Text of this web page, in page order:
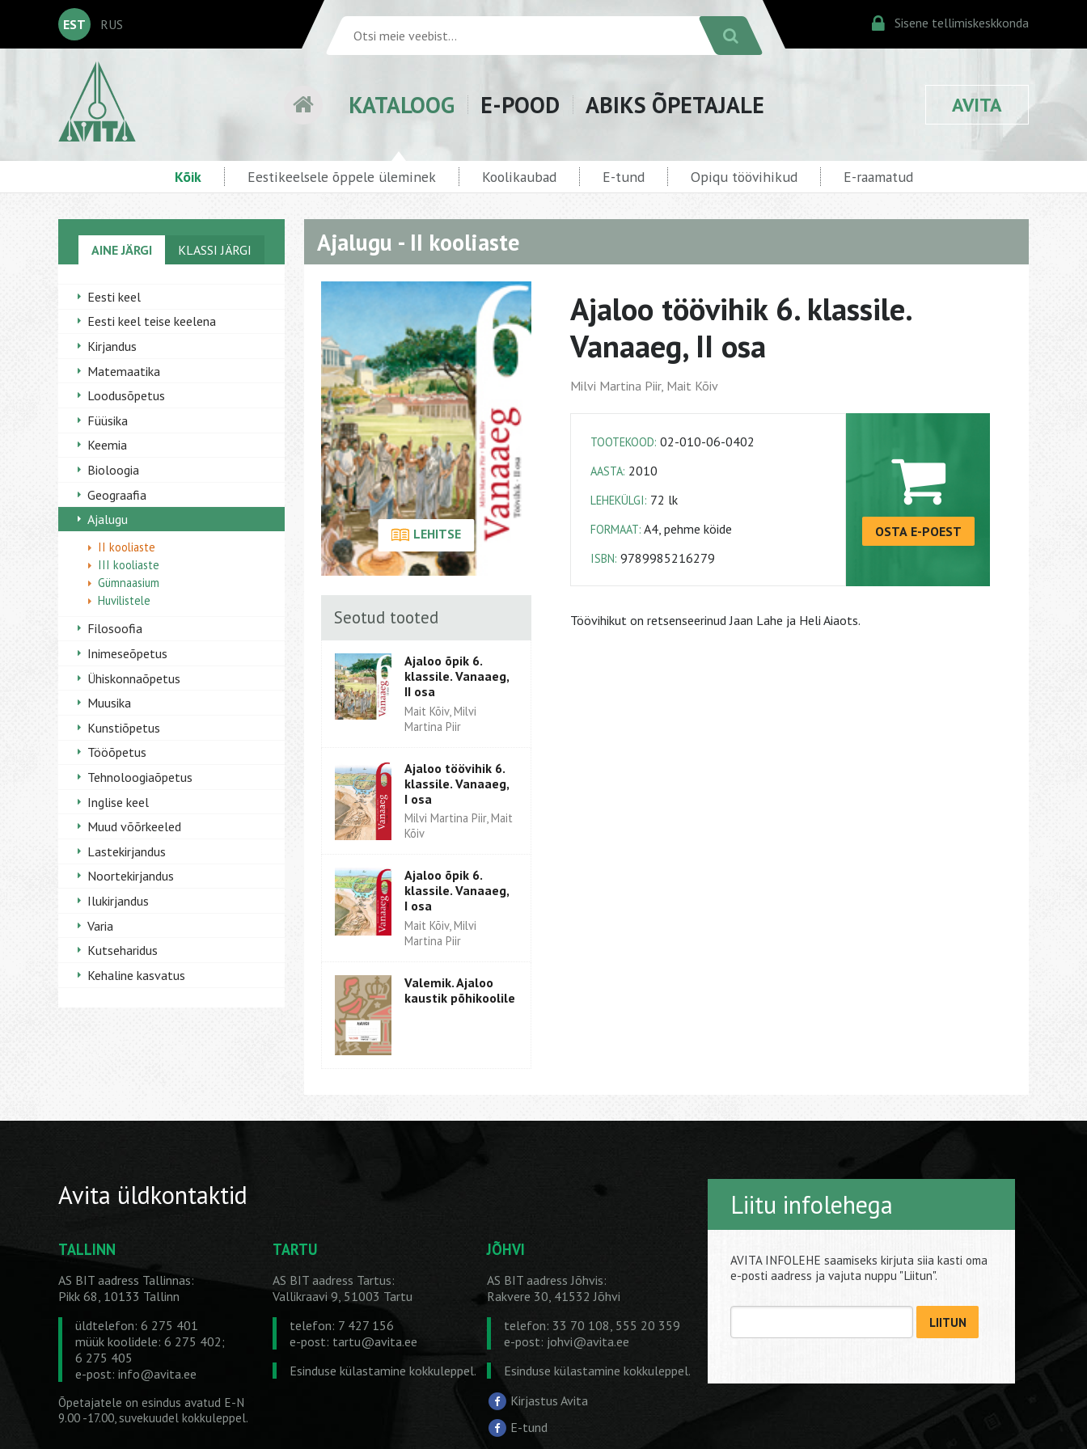
EST RUS Sisene tellimiskeskkonda
KATALOOG E-POOD ABIKS ÕPETAJALE AVITA
Kõik Eestikeelsele õppele üleminek Koolikaubad E-tund Opiqu töövihikud E-raamatud
AINE JÄRGI KLASSI JÄRGI
Eesti keel
Eesti keel teise keelena
Kirjandus
Matemaatika
Loodusõpetus
Füüsika
Keemia
Bioloogia
Geograafia
Ajalugu
II kooliaste
III kooliaste
Gümnaasium
Huvilistele
Filosoofia
Inimeseõpetus
Ühiskonnaõpetus
Muusika
Kunstiõpetus
Tööõpetus
Tehnoloogiaõpetus
Inglise keel
Muud võõrkeeled
Lastekirjandus
Noortekirjandus
Ilukirjandus
Varia
Kutseharidus
Kehaline kasvatus
Ajalugu - II kooliaste
LEHITSE
Seotud tooted
Ajaloo õpik 6.
klassile. Vanaaeg,
II osa
Mait Kõiv, Milvi
Martina Piir
Ajaloo töövihik 6.
klassile. Vanaaeg,
I osa
Milvi Martina Piir, Mait
Kõiv
Ajaloo õpik 6.
klassile. Vanaaeg,
I osa
Mait Kõiv, Milvi
Martina Piir
Valemik. Ajaloo
kaustik põhikoolile
Ajaloo töövihik 6. klassile.
Vanaaeg, II osa
Milvi Martina Piir, Mait Kõiv
TOOTEKOOD: 02-010-06-0402
AASTA: 2010
LEHEKÜLGI: 72 lk
FORMAAT: A4, pehme köide
ISBN: 9789985216279
OSTA E-POEST
Töövihikut on retsenseerinud Jaan Lahe ja Heli Aiaots.
Avita üldkontaktid
TALLINN
AS BIT aadress Tallinnas:
Pikk 68, 10133 Tallinn
üldtelefon: 6 275 401
müük koolidele: 6 275 402;
6 275 405
e-post: info@avita.ee
Õpetajatele on esindus avatud E-N
9.00 -17.00, suvekuudel kokkuleppel.
TARTU
AS BIT aadress Tartus:
Vallikraavi 9, 51003 Tartu
telefon: 7 427 156
e-post: tartu@avita.ee
Esinduse külastamine kokkuleppel.
JÕHVI
AS BIT aadress Jõhvis:
Rakvere 30, 41532 Jõhvi
telefon: 33 70 108, 555 20 359
e-post: johvi@avita.ee
Esinduse külastamine kokkuleppel.
Kirjastus Avita
E-tund
Liitu infolehega
AVITA INFOLEHE saamiseks kirjuta siia kasti oma
e-posti aadress ja vajuta nuppu "Liitun".
LIITUN